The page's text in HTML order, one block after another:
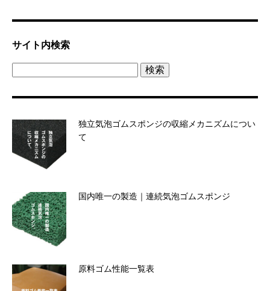
サイト内検索
独立気泡ゴムスポンジの収縮メカニズムについ
て
国内唯一の製造｜連続気泡ゴムスポンジ
原料ゴム性能一覧表